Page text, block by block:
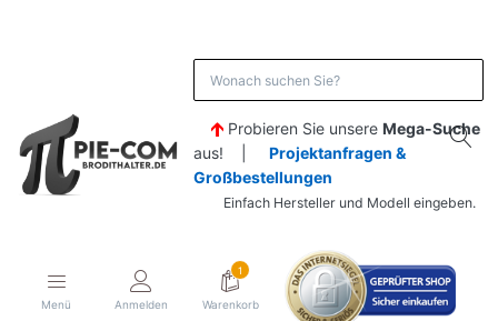
Probieren Sie unsere Mega-Suche
aus! | Projektanfragen &
Großbestellungen
Einfach Hersteller und Modell eingeben.
Menü Anmelden
1
Warenkorb